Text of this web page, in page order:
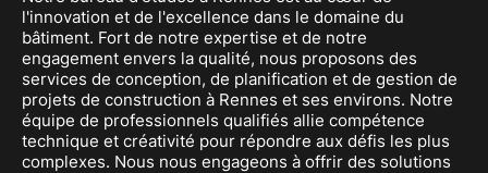
l'innovation et de l'excellence dans le domaine du
bâtiment. Fort de notre expertise et de notre
engagement envers la qualité, nous proposons des
services de conception, de planification et de gestion de
projets de construction à Rennes et ses environs. Notre
équipe de professionnels qualifiés allie compétence
technique et créativité pour répondre aux défis les plus
complexes. Nous nous engageons à offrir des solutions